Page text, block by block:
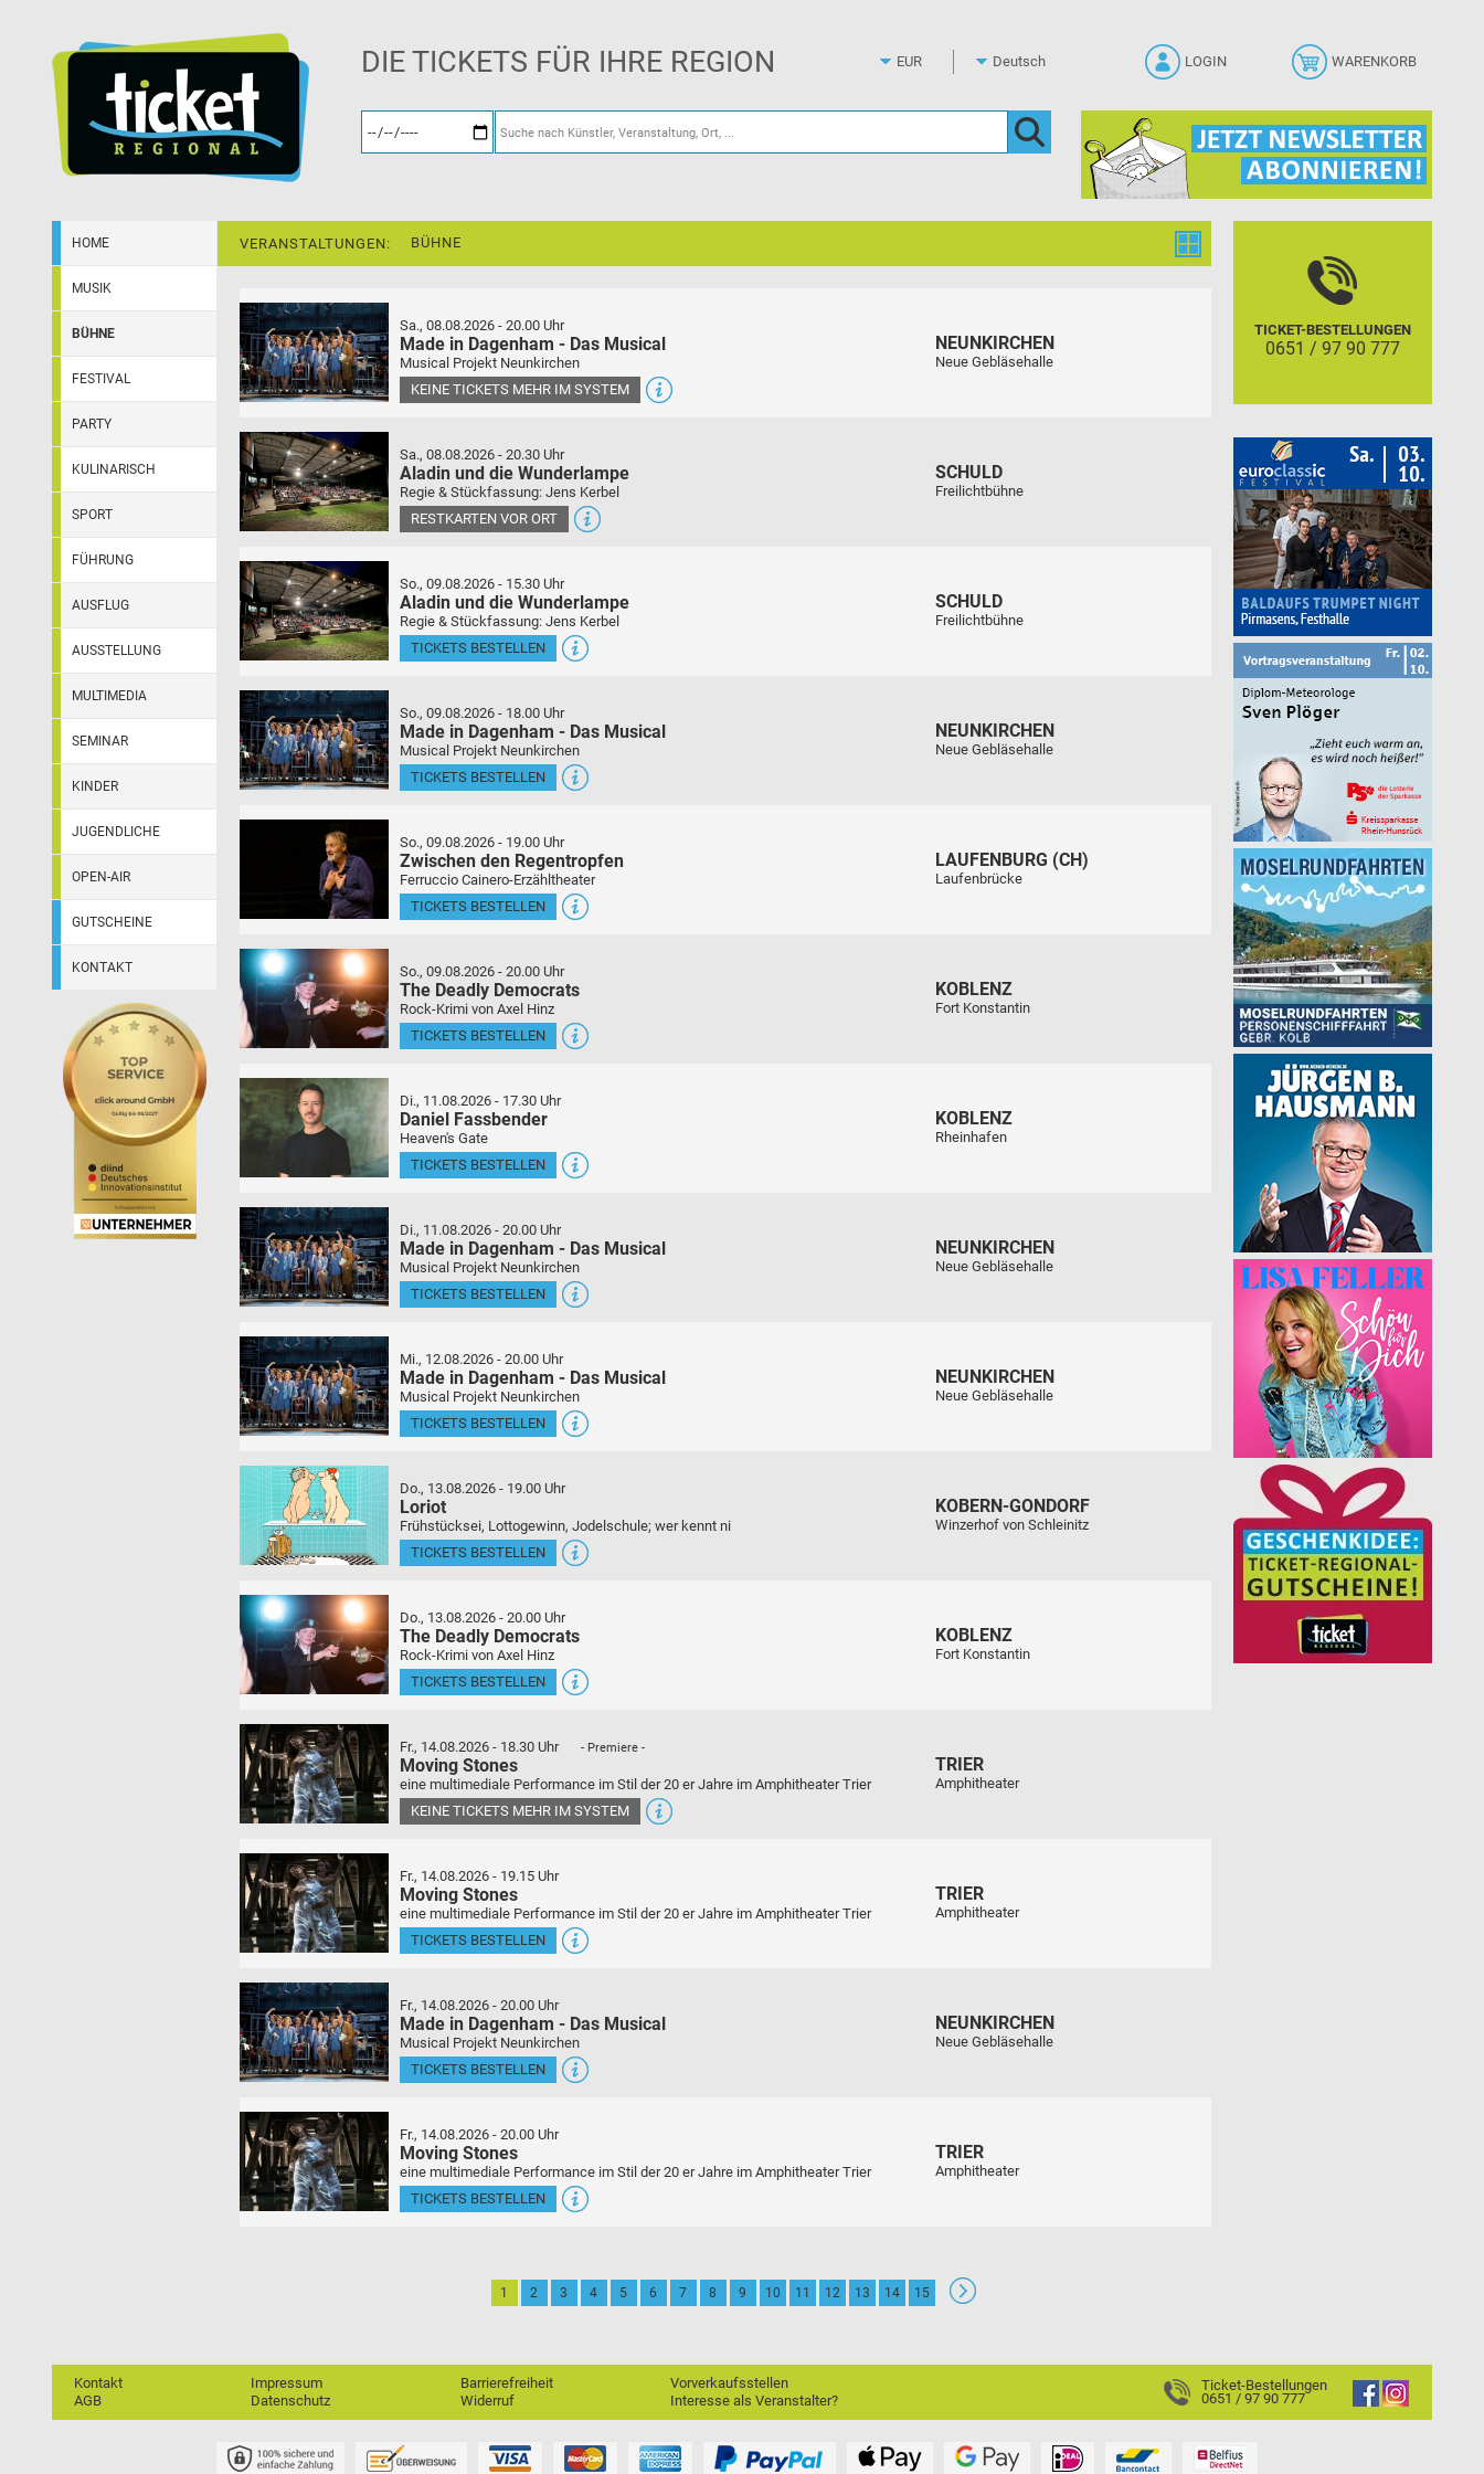
DIE TICKETS FÜR IHRE REGION
HOME
MUSIK
BÜHNE
FESTIVAL
PARTY
KULINARISCH
SPORT
FÜHRUNG
AUSFLUG
AUSSTELLUNG
MULTIMEDIA
SEMINAR
KINDER
JUGENDLICHE
OPEN-AIR
GUTSCHEINE
KONTAKT
VERANSTALTUNGEN: BÜHNE
Sa., 08.08.2026 - 20.00 Uhr
Made in Dagenham - Das Musical
Musical Projekt Neunkirchen
KEINE TICKETS MEHR IM SYSTEM
NEUNKIRCHEN
Neue Gebläsehalle
Sa., 08.08.2026 - 20.30 Uhr
Aladin und die Wunderlampe
Regie & Stückfassung: Jens Kerbel
RESTKARTEN VOR ORT
SCHULD
Freilichtbühne
So., 09.08.2026 - 15.30 Uhr
Aladin und die Wunderlampe
Regie & Stückfassung: Jens Kerbel
TICKETS BESTELLEN
SCHULD
Freilichtbühne
So., 09.08.2026 - 18.00 Uhr
Made in Dagenham - Das Musical
Musical Projekt Neunkirchen
TICKETS BESTELLEN
NEUNKIRCHEN
Neue Gebläsehalle
So., 09.08.2026 - 19.00 Uhr
Zwischen den Regentropfen
Ferruccio Cainero-Erzähltheater
TICKETS BESTELLEN
LAUFENBURG (CH)
Laufenbrücke
So., 09.08.2026 - 20.00 Uhr
The Deadly Democrats
Rock-Krimi von Axel Hinz
TICKETS BESTELLEN
KOBLENZ
Fort Konstantin
Di., 11.08.2026 - 17.30 Uhr
Daniel Fassbender
Heaven's Gate
TICKETS BESTELLEN
KOBLENZ
Rheinhafen
Di., 11.08.2026 - 20.00 Uhr
Made in Dagenham - Das Musical
Musical Projekt Neunkirchen
TICKETS BESTELLEN
NEUNKIRCHEN
Neue Gebläsehalle
Mi., 12.08.2026 - 20.00 Uhr
Made in Dagenham - Das Musical
Musical Projekt Neunkirchen
TICKETS BESTELLEN
NEUNKIRCHEN
Neue Gebläsehalle
Do., 13.08.2026 - 19.00 Uhr
Loriot
Frühstücksei, Lottogewinn, Jodelschule; wer kennt ni
TICKETS BESTELLEN
KOBERN-GONDORF
Winzerhof von Schleinitz
Do., 13.08.2026 - 20.00 Uhr
The Deadly Democrats
Rock-Krimi von Axel Hinz
TICKETS BESTELLEN
KOBLENZ
Fort Konstantin
Fr., 14.08.2026 - 18.30 Uhr - Premiere -
Moving Stones
eine multimediale Performance im Stil der 20 er Jahre im Amphitheater Trier
KEINE TICKETS MEHR IM SYSTEM
TRIER
Amphitheater
Fr., 14.08.2026 - 19.15 Uhr
Moving Stones
eine multimediale Performance im Stil der 20 er Jahre im Amphitheater Trier
TICKETS BESTELLEN
TRIER
Amphitheater
Fr., 14.08.2026 - 20.00 Uhr
Made in Dagenham - Das Musical
Musical Projekt Neunkirchen
TICKETS BESTELLEN
NEUNKIRCHEN
Neue Gebläsehalle
Fr., 14.08.2026 - 20.00 Uhr
Moving Stones
eine multimediale Performance im Stil der 20 er Jahre im Amphitheater Trier
TICKETS BESTELLEN
TRIER
Amphitheater
1 2 3 4 5 6 7 8 9 10 11 12 13 14 15
TICKET-BESTELLUNGEN
0651 / 97 90 777
Kontakt
AGB
Impressum
Datenschutz
Barrierefreiheit
Widerruf
Vorverkaufsstellen
Interesse als Veranstalter?
Ticket-Bestellungen
0651 / 97 90 777
WARENKORB
LOGIN